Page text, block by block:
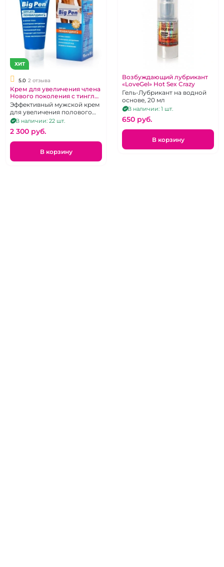
ХИТ
5.0 2 отзыва
Крем для увеличения члена
Нового поколения c тингл
эффектом "Big Pen"
Эффективный мужской крем
для увеличения полового
члена с Tingle-эффектом, 50 г
В наличии: 22 шт.
2 300 pуб.
В корзину
Возбуждающий лубрикант
«LoveGel» Hot Sex Crazy
Гель-Лубрикант на водной
основе, 20 мл
В наличии: 1 шт.
650 pуб.
В корзину